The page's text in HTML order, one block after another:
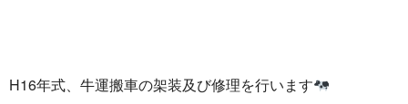
H16年式、牛運搬車の架装及び修理を行います